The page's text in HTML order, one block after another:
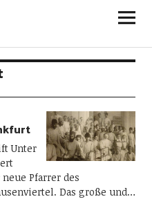
Unter
Pfarrer des
Das große und…